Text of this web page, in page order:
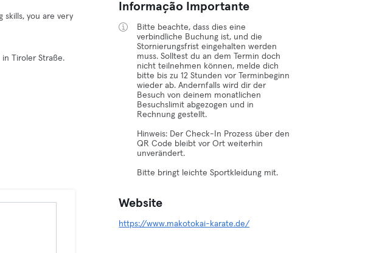
skills, you are very
Tiroler Straße.
Informação Importante
Bitte beachte, dass dies eine
verbindliche Buchung ist, und die
Stornierungsfrist eingehalten werden
muss. Solltest du an dem Termin doch
nicht teilnehmen können, melde dich
bitte bis zu 12 Stunden vor Terminbeginn
wieder ab. Andernfalls wird dir der
Besuch von deinem monatlichen
Besuchslimit abgezogen und in
Rechnung gestellt.
Hinweis: Der Check-In Prozess über den
QR Code bleibt vor Ort weiterhin
unverändert.
Bitte bringt leichte Sportkleidung mit.
Website
https://www.makotokai-karate.de/